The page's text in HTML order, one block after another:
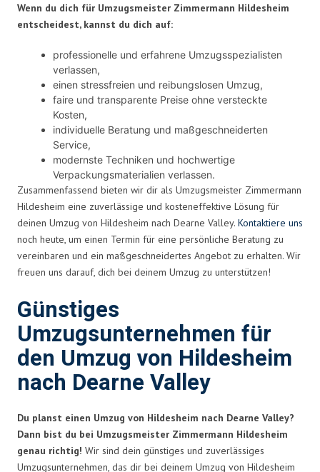
Wenn du dich für Umzugsmeister Zimmermann Hildesheim
entscheidest, kannst du dich auf:
professionelle und erfahrene Umzugsspezialisten
verlassen,
einen stressfreien und reibungslosen Umzug,
faire und transparente Preise ohne versteckte
Kosten,
individuelle Beratung und maßgeschneiderten
Service,
modernste Techniken und hochwertige
Verpackungsmaterialien verlassen.
Zusammenfassend bieten wir dir als Umzugsmeister Zimmermann
Hildesheim eine zuverlässige und kosteneffektive Lösung für
deinen Umzug von Hildesheim nach Dearne Valley. Kontaktiere uns
noch heute, um einen Termin für eine persönliche Beratung zu
vereinbaren und ein maßgeschneidertes Angebot zu erhalten. Wir
freuen uns darauf, dich bei deinem Umzug zu unterstützen!
Günstiges
Umzugsunternehmen für
den Umzug von Hildesheim
nach Dearne Valley
Du planst einen Umzug von Hildesheim nach Dearne Valley?
Dann bist du bei Umzugsmeister Zimmermann Hildesheim
genau richtig! Wir sind dein günstiges und zuverlässiges
Umzugsunternehmen, das dir bei deinem Umzug von Hildesheim